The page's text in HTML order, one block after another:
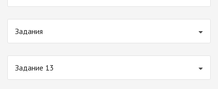
Задания
Задание 13